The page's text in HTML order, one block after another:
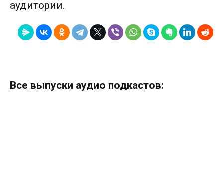
аудитории.
Все выпуски аудио подкастов: